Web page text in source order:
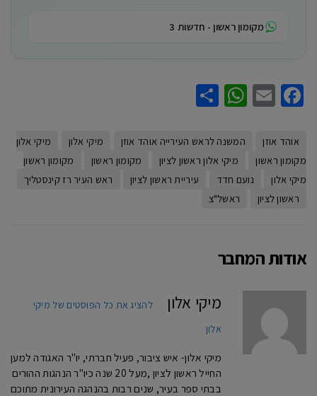
מקומון ראשון - חדשות 3
Facebook
Email
WhatsApp
אוהד אוזן המשנה לראש העירייה אוהד אוזן מיקי אלון
מיקי אלון
מקומון ראשון
מיקי אלון ראשון לציון מקומון ראשון
מקומון ראשון
מיקי אלון
נועם חדד עיריית ראשון לציון
ראש העיר רז קינסטליך
ראשון לציון
ראשל"צ
אודות המחבר
מיקי אלון
להציג את כל הפוסטים של מיקי
אלון
מיקי אלון- איש ציבור, פעיל חברתי, יו"ר האגודה למען
החייל ראשון לציון ,מעל 20 שנה כיו"ר הנהגות ההורים
בבתי ספר בעיר, שנים רבות בהנהגה העירונית מתוכם